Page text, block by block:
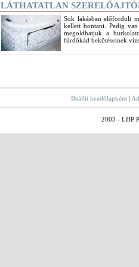
LÁTHATATLAN
Sok lakásban előfordult
kellett bontani. Pedig van
megoldhatjuk a
fürdőkád bekötéseinek
Beállít kezdőlapként |
2003 - LHP